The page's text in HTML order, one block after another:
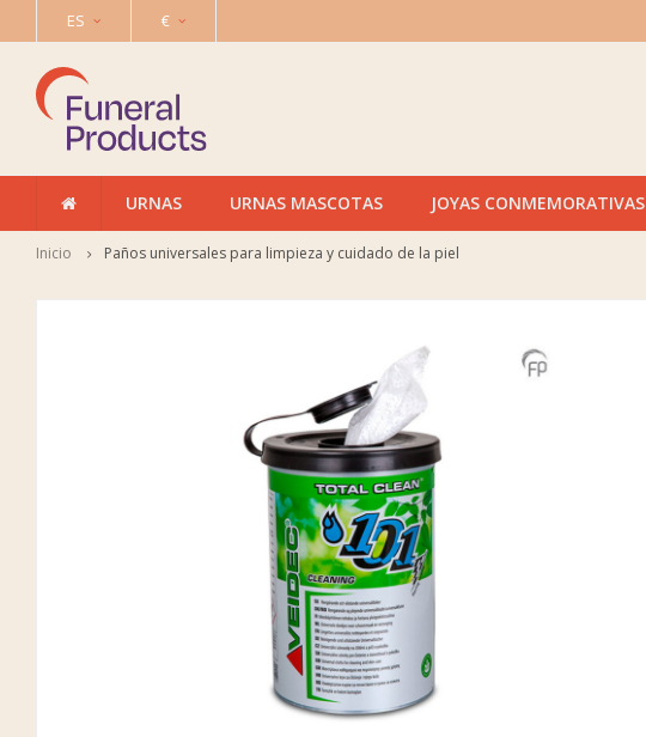
ES €
URNAS URNAS MASCOTAS JOYAS CONMEMORATIVAS
Inicio Paños universales para limpieza y cuidado de la piel